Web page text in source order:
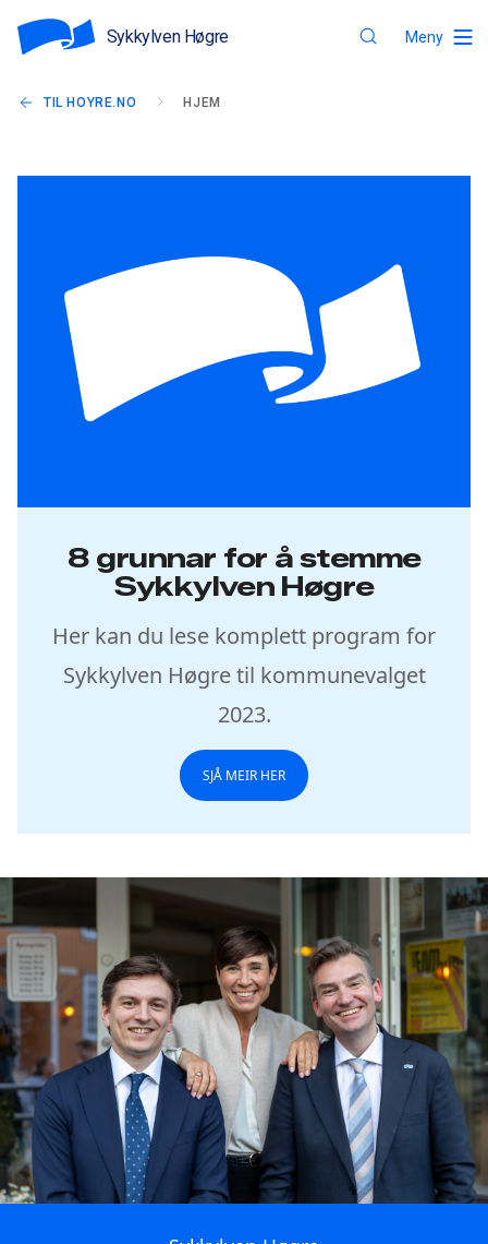
Sykkylven Høgre Meny
TIL HOYRE.NO HJEM
8 grunnar for å stemme
Sykkylven Høgre
Her kan du lese komplett program for
Sykkylven Høgre til kommunevalget
2023.
SJÅ MEIR HER